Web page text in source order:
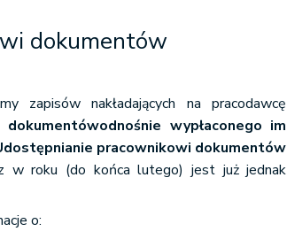
dokumentów
zapisów nakładających na pracodawcę
dokumentówodnośnie wypłaconego im
pracownikowi dokumentów
w roku (do końca lutego) jest już jednak
o: